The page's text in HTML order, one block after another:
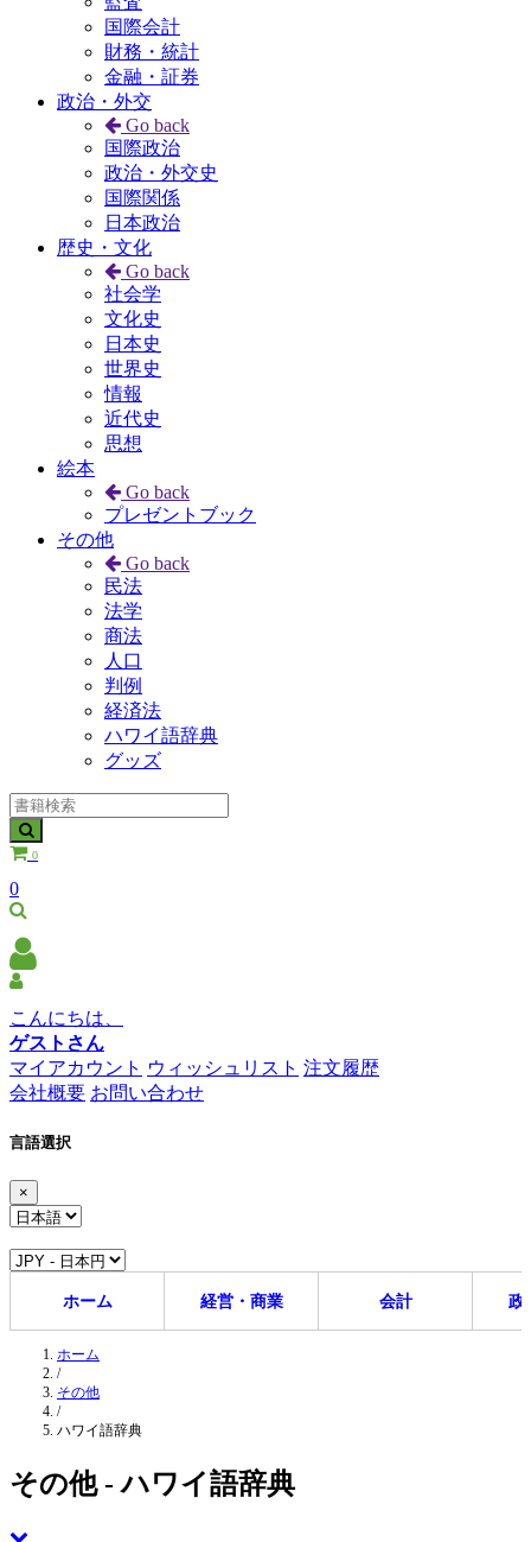
国際会計
財務・統計
金融・証券
政治・外交
Go back
国際政治
政治・外交史
国際関係
日本政治
歴史・文化
Go back
社会学
文化史
日本史
世界史
情報
近代史
思想
絵本
Go back
プレゼントブック
その他
Go back
民法
法学
商法
人口
判例
経済法
ハワイ語辞典
グッズ
0
0
こんにちは、
ゲストさん
マイアカウント ウィッシュリスト 注文履歴
会社概要 お問い合わせ
言語選択
×
ホーム 経営・商業 会計 政
ホーム
/
その他
/
ハワイ語辞典
その他 - ハワイ語辞典